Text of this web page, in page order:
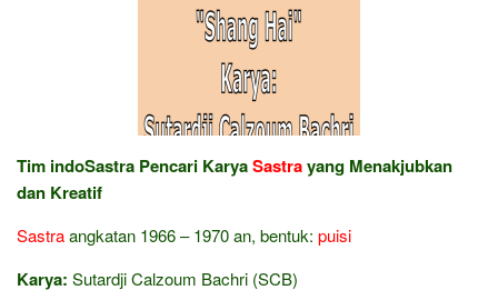
Tim indoSastra Pencari KaryaSastrayang Menakjubkan
dan Kreatif
Sastraangkatan 1966 – 1970 an, bentuk: puisi
Karya: Sutardji Calzoum Bachri (SCB)